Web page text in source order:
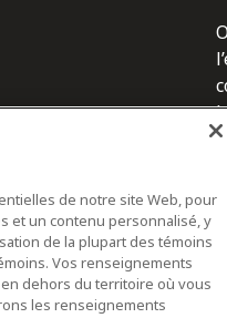
de notre site Web, pour
et un contenu personnalisé, y
de la plupart des témoins
Vos renseignements
dehors du territoire où vous
les renseignements